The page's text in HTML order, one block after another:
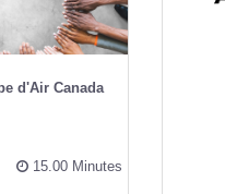
d'Air Canada
15.00 Minutes